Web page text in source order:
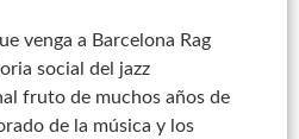
venga a Barcelona Rag
social del jazz
fruto de muchos años de
de la música y los